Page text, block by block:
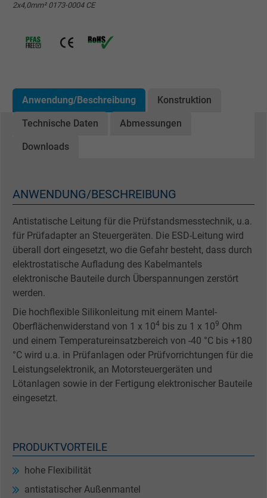
2x4,0mm² 0173-0004 CE
Anwendung/Beschreibung Konstruktion
Technische Daten Abmessungen
Downloads
ANWENDUNG/BESCHREIBUNG
Antistatische Leitung für die Prüfstandsmesstechnik, u.a.
für Prüfadapter an Steuergeräten. Die ESD-Leitung wird
überall dort eingesetzt, wo die Gefahr besteht, dass durch
elektrostatische Aufladung des Kabelmantels
elektronische Bauteile durch Überspannungen zerstört
werden.
Die hochflexible Silikonleitung mit einem Mantel-
Oberflächenwiderstand von 1 x 104 bis zu 1 x 109 Ohm
und einem Temperatureinsatzbereich von -40 °C bis +180
°C wird u.a. in Prüfanlagen oder Prüfvorrichtungen für die
Leistungselektronik, an Motorsteuergeräten und
Lötanlagen sowie in der Fertigung elektronischer Bauteile
eingesetzt.
PRODUKTVORTEILE
hohe Flexibilität
antistatischer Außenmantel